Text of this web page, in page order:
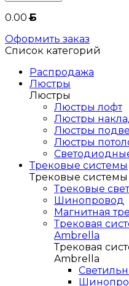
0.00Б
Оформить заказ
Список категорий
Распродажа
Люстры
Люстры
Люстры лофт
Люстры
Люстры
Люстры
Трековые системы
Трековые системы
Трековые
Шинопровод
Магнитная
Трековая
Ambrella
Трековая
Ambrella